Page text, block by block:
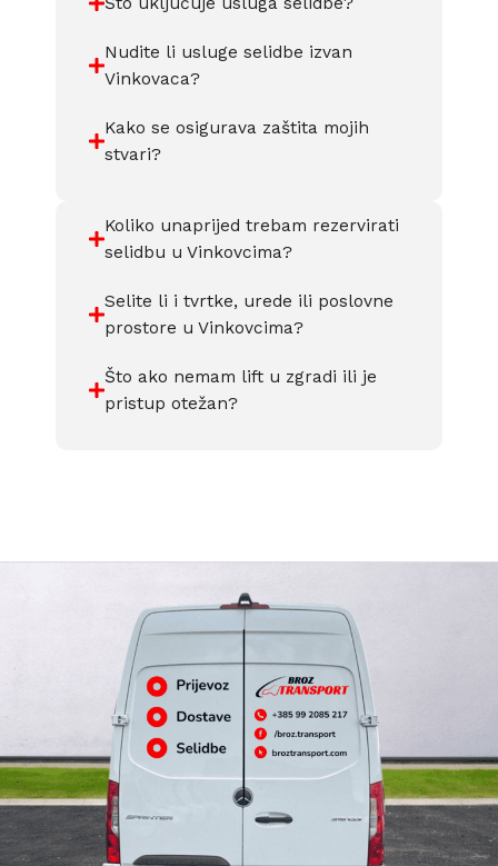
Nudite li usluge selidbe izvan
Vinkovaca?
Kako se osigurava zaštita mojih
stvari?
Koliko unaprijed trebam rezervirati
selidbu u Vinkovcima?
Selite li i tvrtke, urede ili poslovne
prostore u Vinkovcima?
Što ako nemam lift u zgradi ili je
pristup otežan?